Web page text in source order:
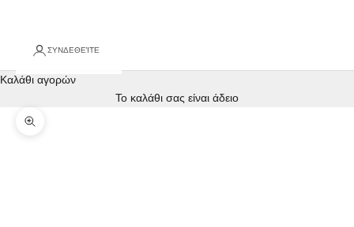
ΣΥΝΔΕΘΕΊΤΕ
Καλάθι αγορών
Το καλάθι σας είναι άδειο
Zoom picture